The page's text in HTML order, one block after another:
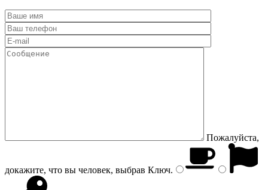
Пожалуйста,
докажите, что вы человек, выбрав Ключ.